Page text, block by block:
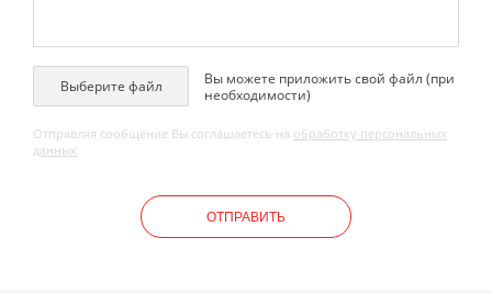
Выберите файл
Вы можете приложить свой файл (при
необходимости)
Отправляя сообщение Вы соглашаетесь на обработку персональных
данных
ОТПРАВИТЬ